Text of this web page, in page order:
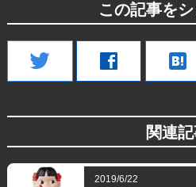
この記事を
twitter facebook hatenabookmark
関連
2019/6/22